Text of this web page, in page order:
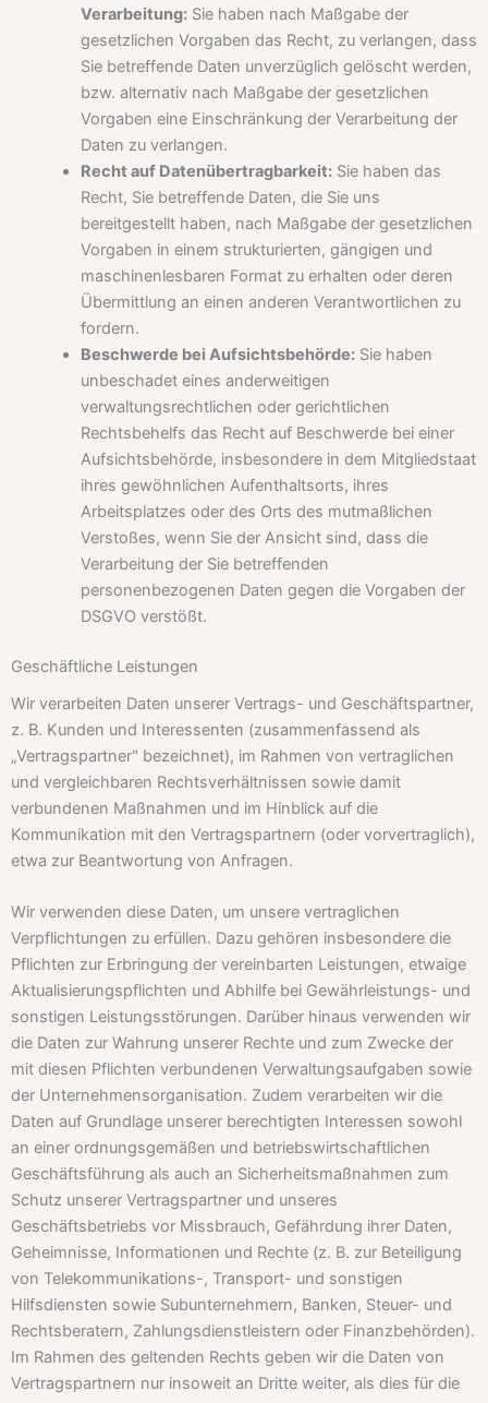
Verarbeitung:Sie haben nach Maßgabe der
gesetzlichen Vorgaben das Recht, zu verlangen, dass
Sie betreffende Daten unverzüglich gelöscht werden,
bzw. alternativ nach Maßgabe der gesetzlichen
Vorgaben eine Einschränkung der Verarbeitung der
Daten zu verlangen.
Recht auf Datenübertragbarkeit:Sie haben das
Recht, Sie betreffende Daten, die Sie uns
bereitgestellt haben, nach Maßgabe der gesetzlichen
Vorgaben in einem strukturierten, gängigen und
maschinenlesbaren Format zu erhalten oder deren
Übermittlung an einen anderen Verantwortlichen zu
fordern.
Beschwerde bei Aufsichtsbehörde:Sie haben
unbeschadet eines anderweitigen
verwaltungsrechtlichen oder gerichtlichen
Rechtsbehelfs das Recht auf Beschwerde bei einer
Aufsichtsbehörde, insbesondere in dem Mitgliedstaat
ihres gewöhnlichen Aufenthaltsorts, ihres
Arbeitsplatzes oder des Orts des mutmaßlichen
Verstoßes, wenn Sie der Ansicht sind, dass die
Verarbeitung der Sie betreffenden
personenbezogenen Daten gegen die Vorgaben der
DSGVO verstößt.
Geschäftliche Leistungen
Wir verarbeiten Daten unserer Vertrags- und Geschäftspartner,
z. B. Kunden und Interessenten (zusammenfassend als
„Vertragspartner" bezeichnet), im Rahmen von vertraglichen
und vergleichbaren Rechtsverhältnissen sowie damit
verbundenen Maßnahmen und im Hinblick auf die
Kommunikation mit den Vertragspartnern (oder vorvertraglich),
etwa zur Beantwortung von Anfragen.
Wir verwenden diese Daten, um unsere vertraglichen
Verpflichtungen zu erfüllen. Dazu gehören insbesondere die
Pflichten zur Erbringung der vereinbarten Leistungen, etwaige
Aktualisierungspflichten und Abhilfe bei Gewährleistungs- und
sonstigen Leistungsstörungen. Darüber hinaus verwenden wir
die Daten zur Wahrung unserer Rechte und zum Zwecke der
mit diesen Pflichten verbundenen Verwaltungsaufgaben sowie
der Unternehmensorganisation. Zudem verarbeiten wir die
Daten auf Grundlage unserer berechtigten Interessen sowohl
an einer ordnungsgemäßen und betriebswirtschaftlichen
Geschäftsführung als auch an Sicherheitsmaßnahmen zum
Schutz unserer Vertragspartner und unseres
Geschäftsbetriebs vor Missbrauch, Gefährdung ihrer Daten,
Geheimnisse, Informationen und Rechte (z. B. zur Beteiligung
von Telekommunikations-, Transport- und sonstigen
Hilfsdiensten sowie Subunternehmern, Banken, Steuer- und
Rechtsberatern, Zahlungsdienstleistern oder Finanzbehörden).
Im Rahmen des geltenden Rechts geben wir die Daten von
Vertragspartnern nur insoweit an Dritte weiter, als dies für die